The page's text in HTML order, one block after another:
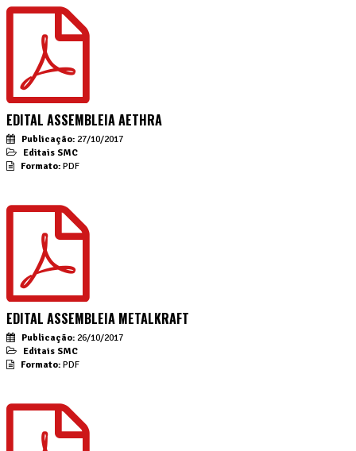
EDITAL ASSEMBLEIA AETHRA
Publicação: 27/10/2017
Editais SMC
Formato: PDF
EDITAL ASSEMBLEIA METALKRAFT
Publicação: 26/10/2017
Editais SMC
Formato: PDF